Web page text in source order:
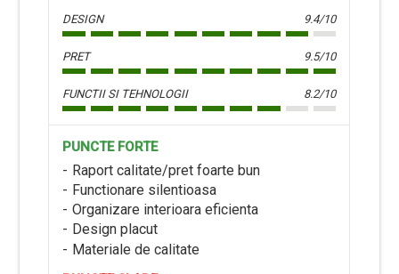
DESIGN 9.4/10
PRET 9.5/10
FUNCTII SI TEHNOLOGII 8.2/10
PUNCTE FORTE
Raport calitate/pret foarte bun
Functionare silentioasa
Organizare interioara eficienta
Design placut
Materiale de calitate